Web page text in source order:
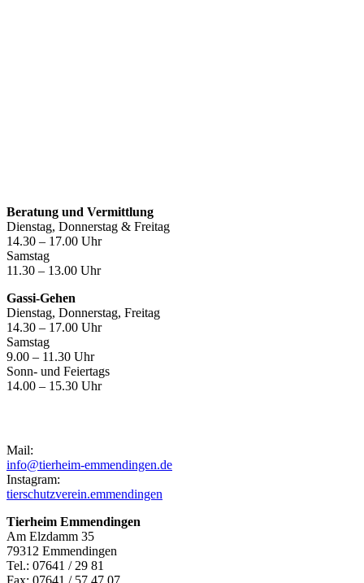
Beratung und Vermittlung
Dienstag, Donnerstag & Freitag
14.30 – 17.00 Uhr
Samstag
11.30 – 13.00 Uhr
Gassi-Gehen
Dienstag, Donnerstag, Freitag
14.30 – 17.00 Uhr
Samstag
9.00 – 11.30 Uhr
Sonn- und Feiertags
14.00 – 15.30 Uhr
Mail:
info@tierheim-emmendingen.de
Instagram:
tierschutzverein.emmendingen
Tierheim Emmendingen
Am Elzdamm 35
79312 Emmendingen
Tel.: 07641 / 29 81
Fax: 07641 / 57 47 07